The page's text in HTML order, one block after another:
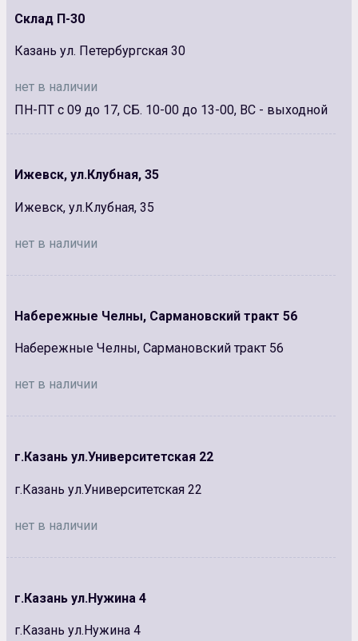
Склад П-30
Казань ул. Петербургская 30
нет в наличии
ПН-ПТ с 09 до 17, СБ. 10-00 до 13-00, ВС - выходной
Ижевск, ул.Клубная, 35
Ижевск, ул.Клубная, 35
нет в наличии
Набережные Челны, Сармановский тракт 56
Набережные Челны, Сармановский тракт 56
нет в наличии
г.Казань ул.Университетская 22
г.Казань ул.Университетская 22
нет в наличии
г.Казань ул.Нужина 4
г.Казань ул.Нужина 4